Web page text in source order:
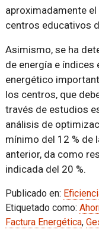
aproximadamente
centros educativos
Asimismo, se ha
de energía e índices
energético
los centros, que
través de estudios
análisis de
mínimo del 12 % de
anterior, da como
indicada del 20 %.
Publicado en:
Etiquetado como:
Factura Energética,